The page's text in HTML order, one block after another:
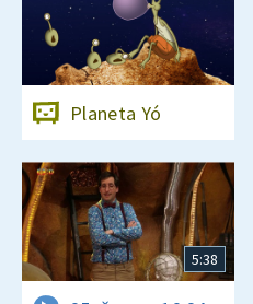
Planeta Yó
5:38